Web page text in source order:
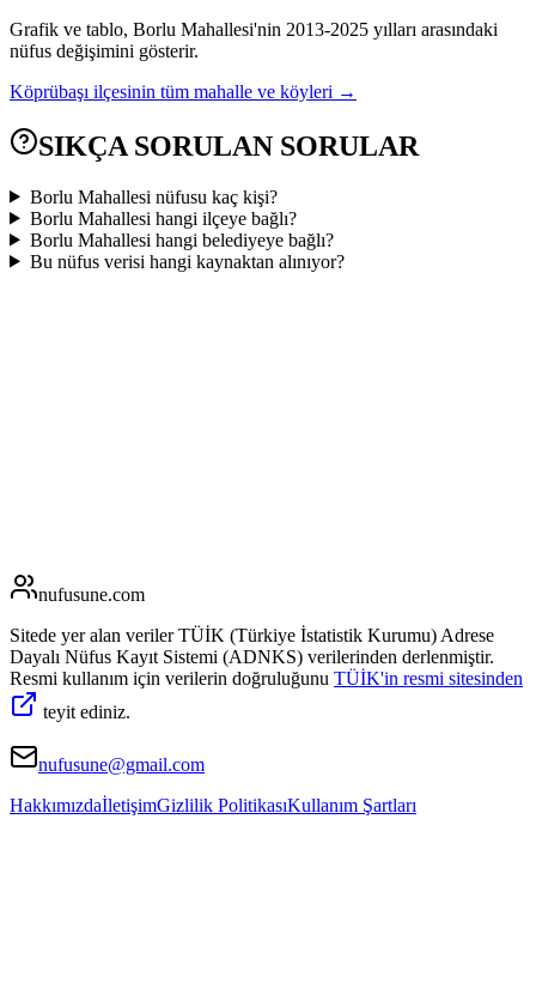
Grafik ve tablo, Borlu Mahallesi'nin 2013-2025 yılları arasındaki
nüfus değişimini gösterir.
Köprübaşı ilçesinin tüm mahalle ve köyleri →
SIKÇA SORULAN SORULAR
Borlu Mahallesi nüfusu kaç kişi?
Borlu Mahallesi hangi ilçeye bağlı?
Borlu Mahallesi hangi belediyeye bağlı?
Bu nüfus verisi hangi kaynaktan alınıyor?
nufusune.com
Sitede yer alan veriler TÜİK (Türkiye İstatistik Kurumu) Adrese
Dayalı Nüfus Kayıt Sistemi (ADNKS) verilerinden derlenmiştir.
Resmi kullanım için verilerin doğruluğunu TÜİK'in resmi sitesinden
teyit ediniz.
nufusune@gmail.com
HakkımızdaİletişimGizlilik PolitikasıKullanım Şartları